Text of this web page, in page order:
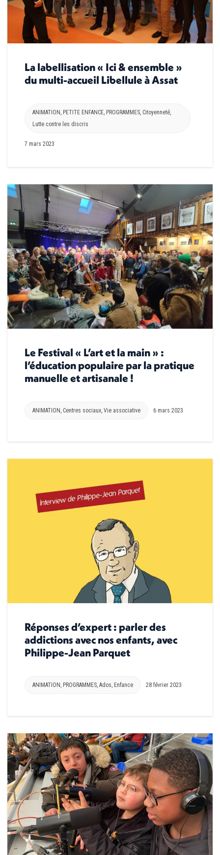
La labellisation « Ici & ensemble »
du multi-accueil Libellule à Assat
ANIMATION , PETITE ENFANCE, PROGRAMMES, Citoyenneté,
Lutte contre les discris
7 mars 2023
Le Festival « L’art et la main » :
l’éducation populaire par la pratique
manuelle et artisanale !
ANIMATION , Centres sociaux, Vie associative 6 mars 2023
Réponses d’expert : parler des
addictions avec nos enfants, avec
Philippe-Jean Parquet
ANIMATION , PROGRAMMES, Ados, Enfance 28 février 2023